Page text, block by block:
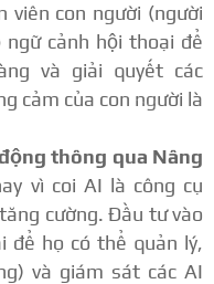
viên con người (người
cảnh hội thoại để
và giải quyết các
cảm của con người là
thông qua Nâng
vì coi AI là công cụ
cường. Đầu tư vào
để họ có thể quản lý,
và giám sát các AI